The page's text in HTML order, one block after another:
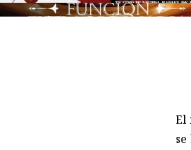
El